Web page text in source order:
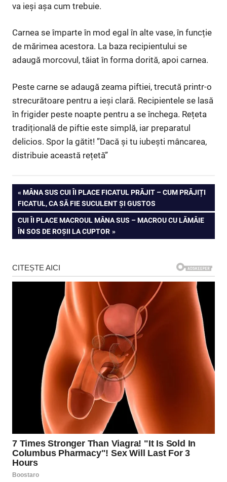
va ieși așa cum trebuie.
Carnea se împarte în mod egal în alte vase, în funcție
de mărimea acestora. La baza recipientului se
adaugă morcovul, tăiat în forma dorită, apoi carnea.
Peste carne se adaugă zeama piftiei, trecută printr-o
strecurătoare pentru a ieși clară. Recipientele se lasă
în frigider peste noapte pentru a se închega. Rețeta
tradițională de piftie este simplă, iar preparatul
delicios. Spor la gătit! ”Dacă și tu iubești mâncarea,
distribuie această rețetă”
Navigare
în
articole
PREVIOUS
POST:
MÂNA SUS CUI ÎI PLACE FICATUL PRĂJIT – CUM PRĂJIȚI
FICATUL, CA SĂ FIE SUCULENT ȘI GUSTOS
NEXT
POST:
CUI ÎI PLACE MACROUL MÂNA SUS – MACROU CU LĂMÂIE
ÎN SOS DE ROȘII LA CUPTOR